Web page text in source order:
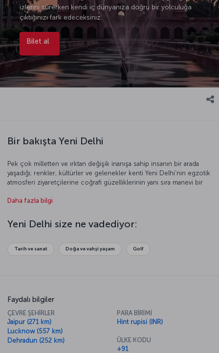
izlerini sürerken kendi iç dünyanıza doğru bir yolculuğa
çıktığınızı fark edeceksiniz.
Bilet al
Bir bakışta Yeni Delhi
Pek çok milletten ve ırktan değişik inanışa sahip insanın bir arada
yaşadığı; renkler, kültürler ve gelenekler kenti Yeni Delhi’nin egzotik
atmosferi ziyaretçilerine coğrafi güzelliklerinin yanı sıra manevi bir
camileri ve müzeleri gezerken şehrin tarihî sokaklarına sinmiş olan
renkli dünyasında sunduğu bu ruhani yolculuğu bir kez
deneyimlemiş olan bir gezginin bu gizemli topraklara tekrar dönmek
Daha fazla bilgi
Yeni Delhi size ne vadediyor:
Tarih ve sanat Doğa ve vahşi yaşam Golf
Faydalı bilgiler
ÇEVRE ŞEHİRLER
Jaipur (271 km)
Lucknow (557 km)
Dehradun (252 km)
PARA BİRİMİ
Hint rupisi (INR)
ÜLKE KODU
+91